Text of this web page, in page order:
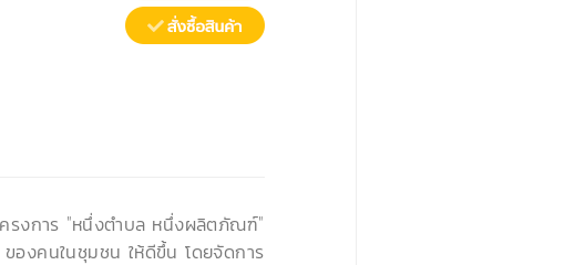
ครงการ "หนึ่งตำบล หนึ่งผลิตภัณฑ์"
องคนในชุมชน ให้ดีขึ้น โดยจัดการ